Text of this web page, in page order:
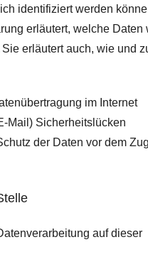
identifiziert werden
erläutert, welche Daten
erläutert auch, wie und
im Internet
Mail) Sicherheitslücken
der Daten vor dem
auf dieser